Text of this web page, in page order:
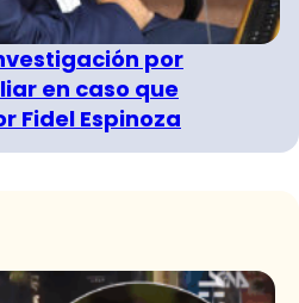
por
en caso que
Fidel Espinoza